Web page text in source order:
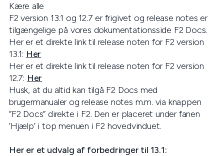
Kære alle
F2 version 13.1 og 12.7 er frigivet og release notes er
tilgængelige på vores dokumentationsside F2 Docs.
Her er et direkte link til release noten for F2 version
13.1: Her
Her er et direkte link til release noten for F2 version
12.7: Her
Husk, at du altid kan tilgå F2 Docs med
brugermanualer og release notes m.m. via knappen
”F2 Docs” direkte i F2. Den er placeret under fanen
’Hjælp’ i top menuen i F2 hovedvinduet.
Her er et udvalg af forbedringer til 13.1: